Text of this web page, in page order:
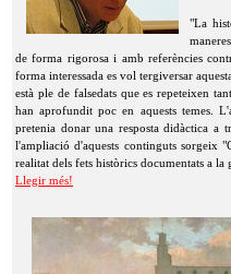
"La
de forma rigorosa i amb referències
forma interessada es vol tergiversar
està ple de falsedats que es repeteixen
han aprofundit poc en aquests temes.
pretenia donar una resposta didàctica a
l'ampliació d'aquests continguts sorgeix
realitat dels fets històrics documentats a
Llegir més!